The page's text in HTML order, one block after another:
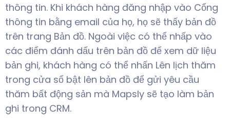
thông tin. Khi khách hàng đăng nhập vào Cổng
thông tin bằng email của họ, họ sẽ thấy bản đồ
trên trang Bản đồ. Ngoài việc có thể nhấp vào
các điểm đánh dấu trên bản đồ để xem dữ liệu
bản ghi, khách hàng có thể nhấn Lên lịch thăm
trong cửa sổ bật lên bản đồ để gửi yêu cầu
thăm bất động sản mà Mapsly sẽ tạo làm bản
ghi trong CRM.